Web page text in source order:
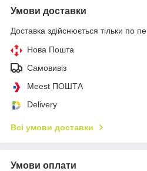
Умови доставки
Доставка здійснюється тільки по
Нова Пошта
Самовивіз
Meest ПОШТА
Delivery
Всі умови доставки
Умови оплати